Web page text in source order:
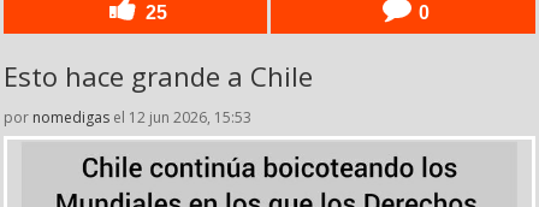
25 0
Esto hace grande a Chile
por nomedigas el 12 jun 2026, 15:53